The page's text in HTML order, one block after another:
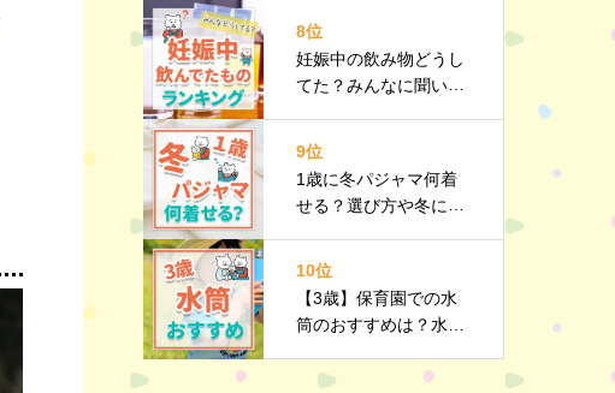
8位
妊娠中の飲み物どうし
てた？みんなに聞いた
9位
1歳に冬パジャマ何着
せる？選び方や冬にお
10位
【3歳】保育園での水
筒のおすすめは？水筒
点を解説